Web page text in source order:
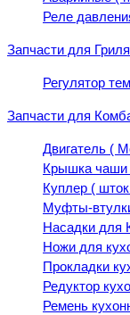
Реле
Запчасти для Гриля
Регулятор
Запчасти для
Двигатель (
Крышка чаши
Куплер (
Муфты-
Насадки для
Ножи для
Прокладки
Редуктор
Ремень